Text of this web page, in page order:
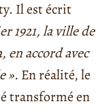
Il est écrit
1921, la ville de
en accord avec
». En réalité, le
transformé en